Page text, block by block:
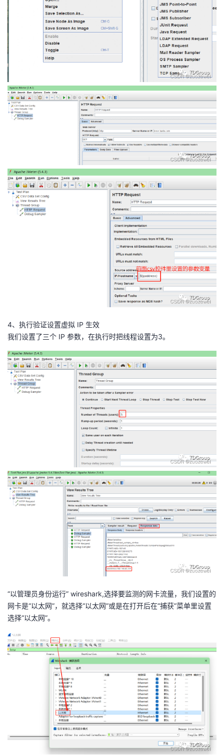
4、执行验证设置虚拟 IP 生效
我们设置了三个 IP 参数，在执行时把线程设置为3。
“以管理员身份运行” wireshark,选择要监测的网卡流量，我们设置的
网卡是“以太网”，就选择“以太网”或是在打开后在“捕获”菜单里设置
选择“以太网”。